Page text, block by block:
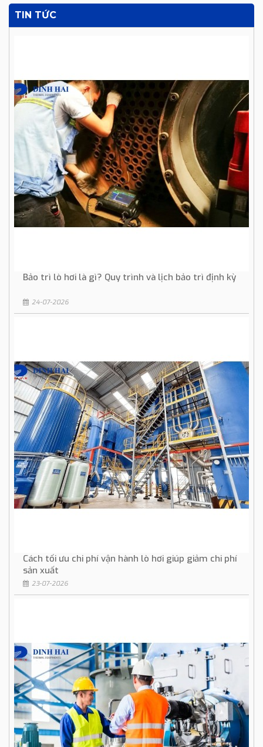
TIN TỨC
Bảo trì lò hơi là gì? Quy trình và lịch bảo trì định kỳ
24-07-2026
Cách tối ưu chi phí vận hành lò hơi giúp giảm chi phí
sản xuất
23-07-2026